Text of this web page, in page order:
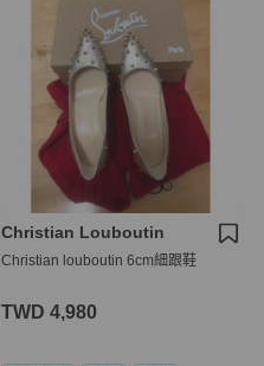
Christian Louboutin
Christian louboutin 6cm細跟鞋
TWD 4,980